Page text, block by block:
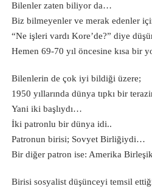
Bilenler zaten biliyor da…
Biz bilmeyenler ve merak edenler
“Ne işleri vardı Kore’de?” diye
Hemen 69-70 yıl öncesine kısa bir
Bilenlerin de çok iyi bildiği üzere;
1950 yıllarında dünya tıpkı bir
Yani iki başlıydı…
İki patronlu bir dünya idi..
Patronun birisi; Sovyet Birliğiydi…
Bir diğer patron ise: Amerika
Birisi sosyalist düşünceyi temsil